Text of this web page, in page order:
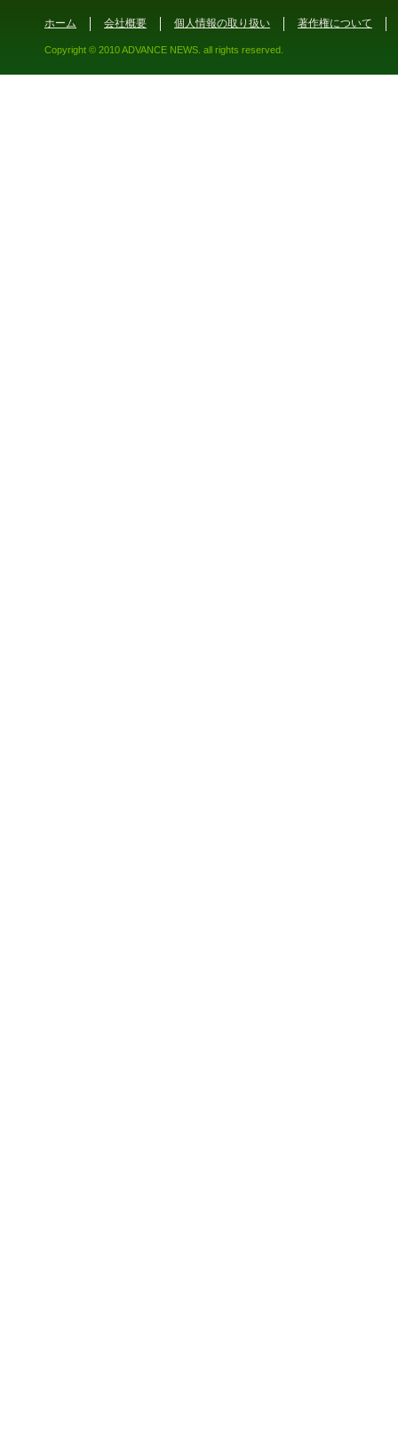
ホーム 会社概要 個人情報の取り扱い 著作権について
Copyright © 2010 ADVANCE NEWS. all rights reserved.